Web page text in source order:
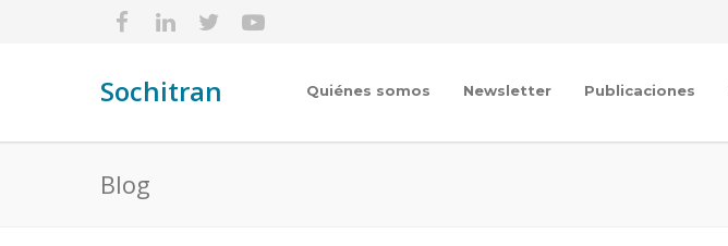
Sochitran Quiénes somos Newsletter Publicaciones
Blog